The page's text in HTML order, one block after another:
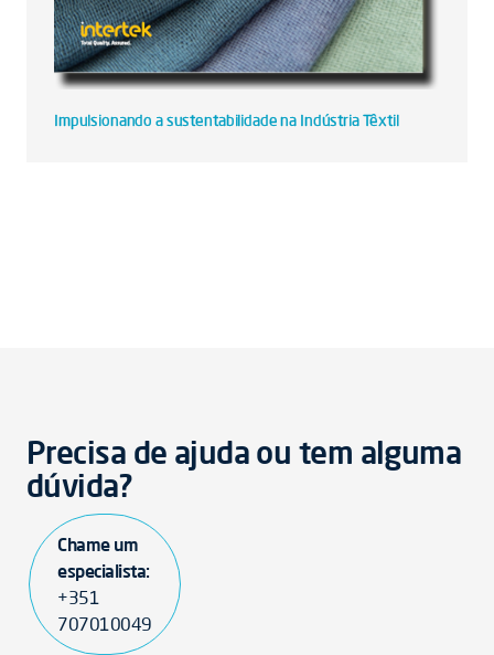
Impulsionando a sustentabilidade na Indústria Têxtil
Precisa de ajuda ou tem alguma
dúvida?
Chame um
especialista:
+351
707010049